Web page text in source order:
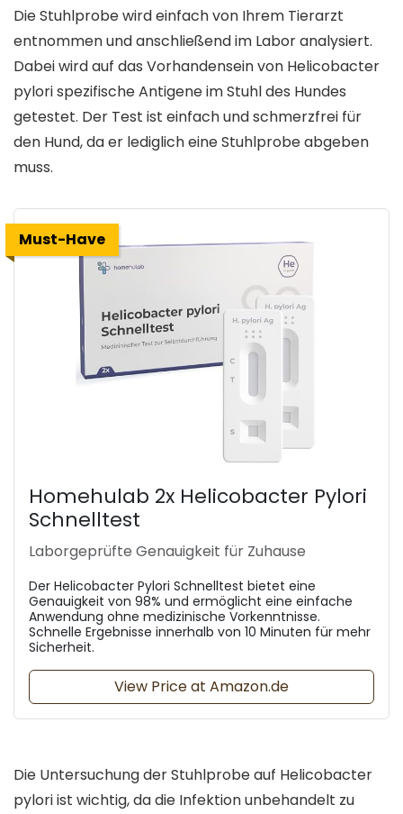
Die Stuhlprobe wird einfach von Ihrem Tierarzt
entnommen und anschließend im Labor analysiert.
Dabei wird auf das Vorhandensein von Helicobacter
pylori spezifische Antigene im Stuhl des Hundes
getestet. Der Test ist einfach und schmerzfrei für
den Hund, da er lediglich eine Stuhlprobe abgeben
muss.
Must-Have
Homehulab 2x Helicobacter Pylori
Schnelltest
Laborgeprüfte Genauigkeit für Zuhause
Der Helicobacter Pylori Schnelltest bietet eine
Genauigkeit von 98% und ermöglicht eine einfache
Anwendung ohne medizinische Vorkenntnisse.
Schnelle Ergebnisse innerhalb von 10 Minuten für mehr
Sicherheit.
View Price at Amazon.de
Die Untersuchung der Stuhlprobe auf Helicobacter
pylori ist wichtig, da die Infektion unbehandelt zu